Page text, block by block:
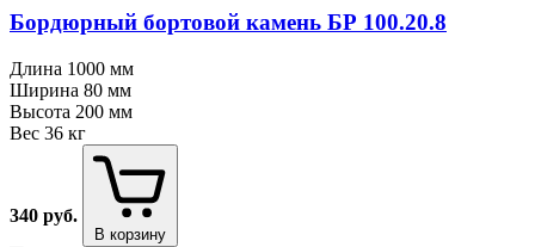
Бордюрный бортовой камень БР 100.20.8
Длина 1000 мм
Ширина 80 мм
Высота 200 мм
Вес 36 кг
340 руб.
В корзину